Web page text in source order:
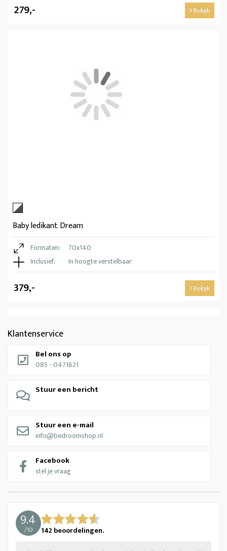
Klantenservice
Bel ons op
085 - 0471621
Stuur een bericht
Stuur een e-mail
info@bedroomshop.nl
Facebook
stel je vraag
9.4
/10 142 beoordelingen.
279,- Bekijk
Baby ledikant Dream
Formaten:
70x140
Inclusief:
In hoogte verstelbaar
379,- Bekijk